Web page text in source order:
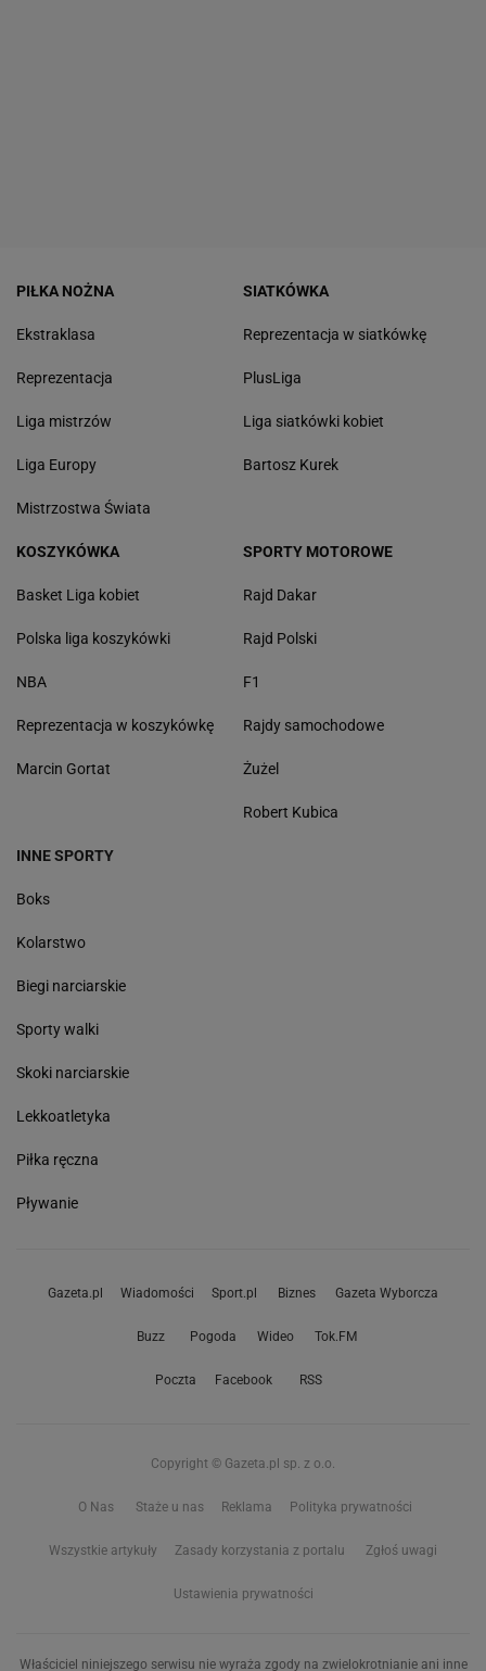
PIŁKA NOŻNA
Ekstraklasa
Reprezentacja
Liga mistrzów
Liga Europy
Mistrzostwa Świata
SIATKÓWKA
Reprezentacja w siatkówkę
PlusLiga
Liga siatkówki kobiet
Bartosz Kurek
KOSZYKÓWKA
Basket Liga kobiet
Polska liga koszykówki
NBA
Reprezentacja w koszykówkę
Marcin Gortat
SPORTY MOTOROWE
Rajd Dakar
Rajd Polski
F1
Rajdy samochodowe
Żużel
Robert Kubica
INNE SPORTY
Boks
Kolarstwo
Biegi narciarskie
Sporty walki
Skoki narciarskie
Lekkoatletyka
Piłka ręczna
Pływanie
Gazeta.pl Wiadomości Sport.pl Biznes Gazeta Wyborcza
Buzz Pogoda Wideo Tok.FM
Poczta Facebook RSS
Copyright © Gazeta.pl sp. z o.o.
O Nas Staże u nas Reklama Polityka prywatności
Wszystkie artykuły Zasady korzystania z portalu Zgłoś uwagi
Ustawienia prywatności
Właściciel niniejszego serwisu nie wyraża zgody na zwielokrotnianie ani inne